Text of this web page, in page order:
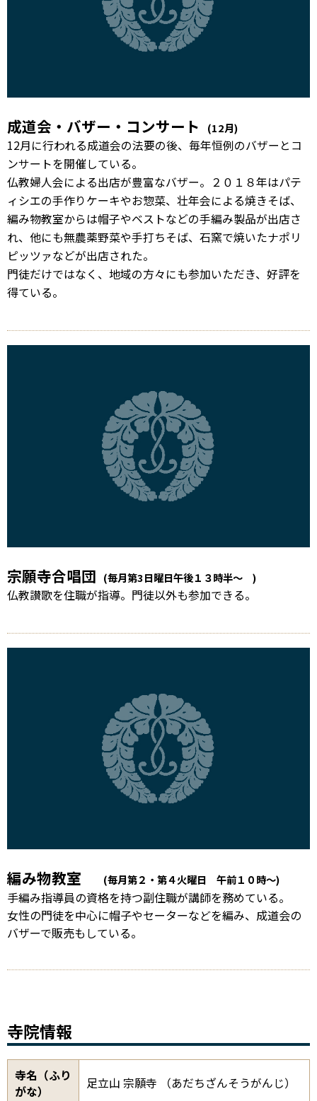
成道会・バザー・コンサート (12月)
12月に行われる成道会の法要の後、毎年恒例のバザーとコ
ンサートを開催している。
仏教婦人会による出店が豊富なバザー。２０１８年はパテ
ィシエの手作りケーキやお惣菜、壮年会による焼きそば、
編み物教室からは帽子やベストなどの手編み製品が出店さ
れ、他にも無農薬野菜や手打ちそば、石窯で焼いたナポリ
ピッツァなどが出店された。
門徒だけではなく、地域の方々にも参加いただき、好評を
得ている。
宗願寺合唱団 (毎月第3日曜日午後１３時半〜 )
仏教讃歌を住職が指導。門徒以外も参加できる。
編み物教室 (毎月第２・第４火曜日 午前１０時〜)
手編み指導員の資格を持つ副住職が講師を務めている。
女性の門徒を中心に帽子やセーターなどを編み、成道会の
バザーで販売もしている。
寺院情報
寺名（ふり
がな）
足立山 宗願寺 （あだちざんそうがんじ）